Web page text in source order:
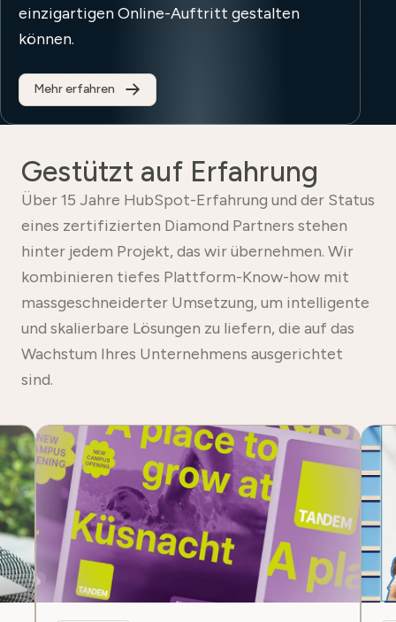
einzigartigen Online-Auftritt gestalten
können.
Mehr erfahren
Gestützt auf Erfahrung
Über 15 Jahre HubSpot-Erfahrung und der Status
eines zertifizierten Diamond Partners stehen
hinter jedem Projekt, das wir übernehmen. Wir
kombinieren tiefes Plattform-Know-how mit
massgeschneiderter Umsetzung, um intelligente
und skalierbare Lösungen zu liefern, die auf das
Wachstum Ihres Unternehmens ausgerichtet
sind.